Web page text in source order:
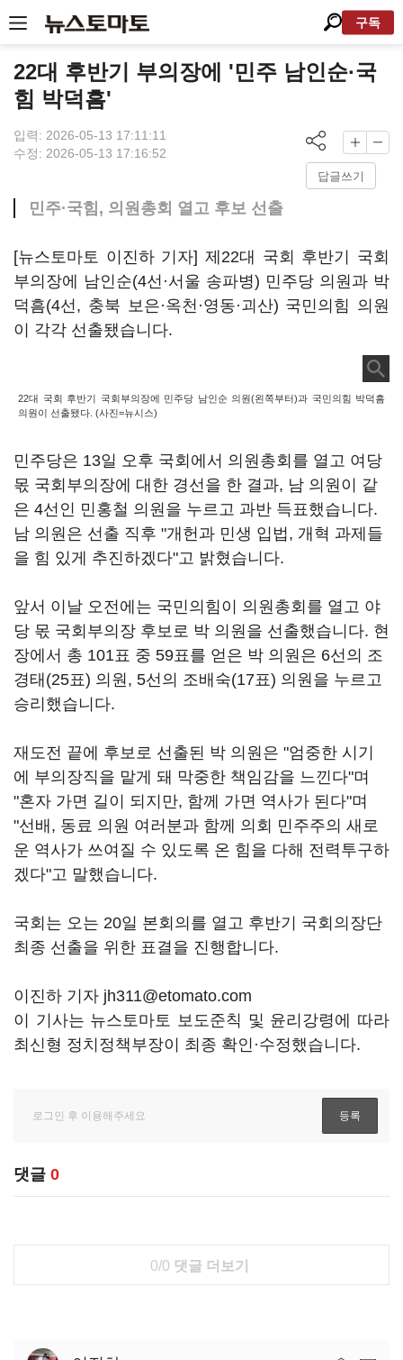
구독
22대 후반기 부의장에 '민주 남인순·국
힘 박덕흠'
입력: 2026-05-13 17:11:11
수정: 2026-05-13 17:16:52
답글쓰기
민주·국힘, 의원총회 열고 후보 선출
[뉴스토마토 이진하 기자] 제22대 국회 후반기 국회
부의장에 남인순(4선·서울 송파병) 민주당 의원과 박
덕흠(4선, 충북 보은·옥천·영동·괴산) 국민의힘 의원
이 각각 선출됐습니다.
22대 국회 후반기 국회부의장에 민주당 남인순 의원(왼쪽부터)과 국민의힘 박덕흠
의원이 선출됐다. (사진=뉴시스)
민주당은 13일 오후 국회에서 의원총회를 열고 여당
몫 국회부의장에 대한 경선을 한 결과, 남 의원이 같
은 4선인 민홍철 의원을 누르고 과반 득표했습니다.
남 의원은 선출 직후 "개헌과 민생 입법, 개혁 과제들
을 힘 있게 추진하겠다"고 밝혔습니다.
앞서 이날 오전에는 국민의힘이 의원총회를 열고 야
당 몫 국회부의장 후보로 박 의원을 선출했습니다. 현
장에서 총 101표 중 59표를 얻은 박 의원은 6선의 조
경태(25표) 의원, 5선의 조배숙(17표) 의원을 누르고
승리했습니다.
재도전 끝에 후보로 선출된 박 의원은 "엄중한 시기
에 부의장직을 맡게 돼 막중한 책임감을 느낀다"며
"혼자 가면 길이 되지만, 함께 가면 역사가 된다"며
"선배, 동료 의원 여러분과 함께 의회 민주주의 새로
운 역사가 쓰여질 수 있도록 온 힘을 다해 전력투구하
겠다"고 말했습니다.
국회는 오는 20일 본회의를 열고 후반기 국회의장단
최종 선출을 위한 표결을 진행합니다.
이진하 기자 jh311@etomato.com
이 기사는 뉴스토마토 보도준칙 및 윤리강령에 따라
최신형 정치정책부장이 최종 확인·수정했습니다.
댓글 0
0/0 댓글 더보기